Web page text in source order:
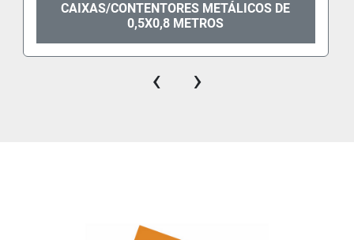
CAIXAS/CONTENTORES METÁLICOS DE
0,5X0,8 METROS
‹ ›